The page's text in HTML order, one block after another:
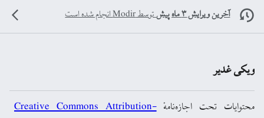
آخرین ویرایش ۳ ماه پیش توسطModirانجام شده است
ویکی غدیر
محتوایات تحت اجازه‌نامهٔCreative Commons Attribution-